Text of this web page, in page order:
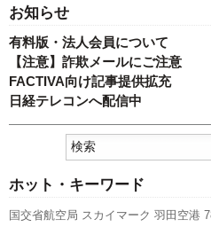
お知らせ
有料版・法人会員について
【注意】詐欺メールにご注意
FACTIVA向け記事提供拡充
日経テレコンへ配信中
ホット・キーワード
国交省航空局 スカイマーク 羽田空港